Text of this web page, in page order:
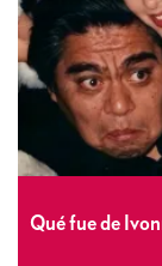
Qué fue de